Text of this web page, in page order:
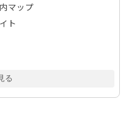
マップ
ト
る